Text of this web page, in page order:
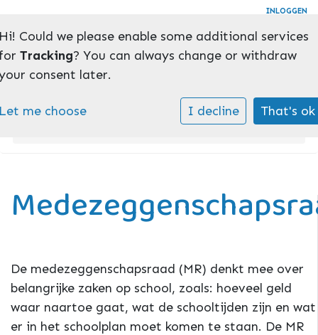
INLOGGEN
Home
Medezeggenschapsraad
De medezeggenschapsraad (MR) denkt mee over
belangrijke zaken op school, zoals: hoeveel geld
waar naartoe gaat, wat de schooltijden zijn en wat
er in het schoolplan moet komen te staan. De MR
Could we please enable some additional services
Tracking? You can always change or withdraw
consent later.
me choose I decline That's ok